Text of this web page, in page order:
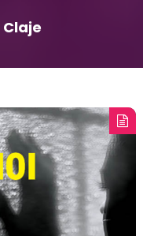
Claje